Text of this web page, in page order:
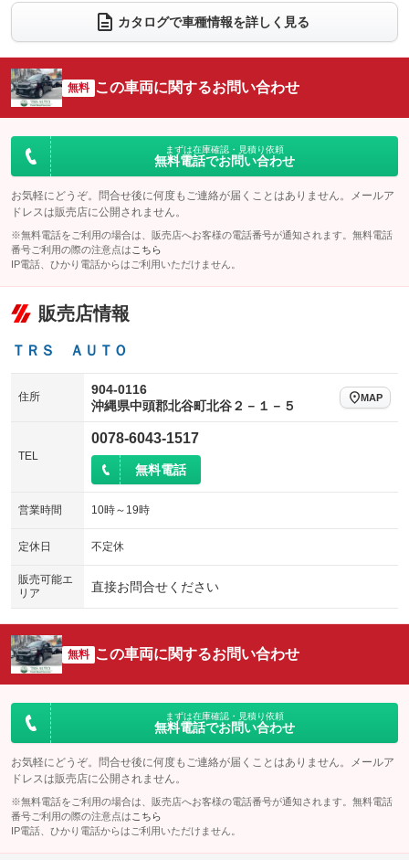
電動リアゲート フロントカメラ
：装備なし
：装備なし ：装備なし
サイドカメラ
：装備なし ルーフレール
：装備なし
：装備なし
：装備なし
カタログで車種情報を詳しく見る
無料 この車両に関するお問い合わせ
まずは在庫確認・見積り依頼
無料電話でお問い合わせ
お気軽にどうぞ。問合せ後に何度もご連絡が届くことはありません。メールア
ドレスは販売店に公開されません。
※無料電話をご利用の場合は、販売店へお客様の電話番号が通知されます。無料電話
番号ご利用の際の注意点は こちら
IP電話、ひかり電話からはご利用いただけません。
販売店情報
ＴＲＳ ＡＵＴＯ
住所
904-0116
沖縄県中頭郡北谷町北谷２－１－５
MAP
TEL
0078-6043-1517
無料電話
営業時間 10時～19時
定休日 不定休
販売可能エ
リア
直接お問合せください
無料 この車両に関するお問い合わせ
まずは在庫確認・見積り依頼
無料電話でお問い合わせ
お気軽にどうぞ。問合せ後に何度もご連絡が届くことはありません。メールア
ドレスは販売店に公開されません。
※無料電話をご利用の場合は、販売店へお客様の電話番号が通知されます。無料電話
番号ご利用の際の注意点は こちら
IP電話、ひかり電話からはご利用いただけません。